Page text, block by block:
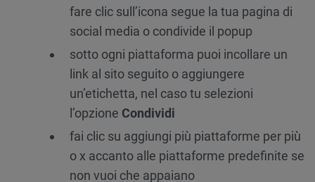
fare clic sull’icona segue la tua pagina di
social media o condivide il popup
sotto ogni piattaforma puoi incollare un
link al sito seguito o aggiungere
un’etichetta, nel caso tu selezioni
l’opzione Condividi
fai clic su aggiungi più piattaforme per più
o x accanto alle piattaforme predefinite se
non vuoi che appaiano